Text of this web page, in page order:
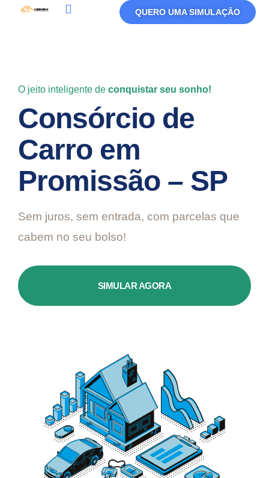
QUERO UMA SIMULAÇÃO
O jeito inteligente de conquistar seu sonho!
Consórcio de
Carro em
Promissão – SP
Sem juros, sem entrada, com parcelas que
cabem no seu bolso!
SIMULAR AGORA